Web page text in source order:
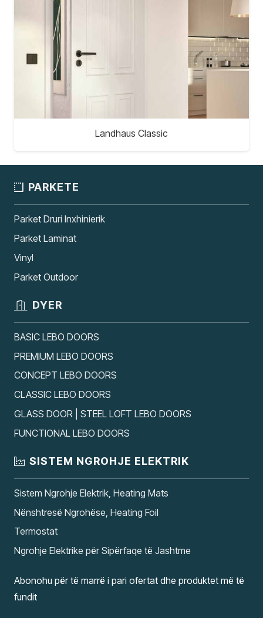
Landhaus Classic
PARKETE
Parket Druri Inxhinierik
Parket Laminat
Vinyl
Parket Outdoor
DYER
BASIC LEBO DOORS
PREMIUM LEBO DOORS
CONCEPT LEBO DOORS
CLASSIC LEBO DOORS
GLASS DOOR | STEEL LOFT LEBO DOORS
FUNCTIONAL LEBO DOORS
SISTEM NGROHJE ELEKTRIK
Sistem Ngrohje Elektrik, Heating Mats
Nënshtresë Ngrohëse, Heating Foil
Termostat
Ngrohje Elektrike për Sipërfaqe të Jashtme
Abonohu për të marrë i pari ofertat dhe produktet më të
fundit